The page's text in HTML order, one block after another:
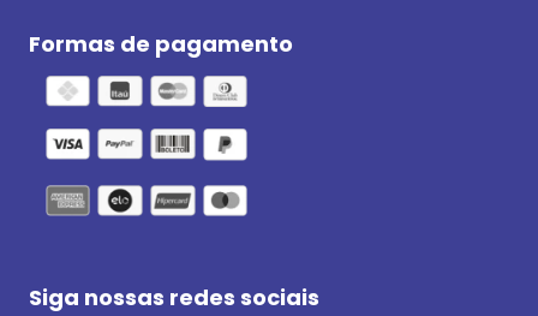
Formas de pagamento
Siga nossas redes sociais